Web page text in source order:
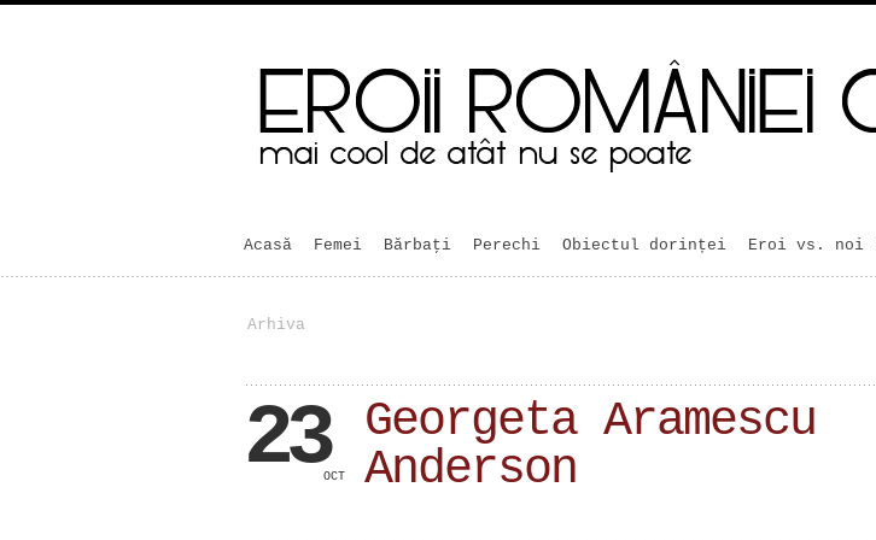
Acasă Femei Bărbaţi Perechi Obiectul dorinței Eroi vs. noi
Arhiva
23OCT
Georgeta Aramescu
Anderson